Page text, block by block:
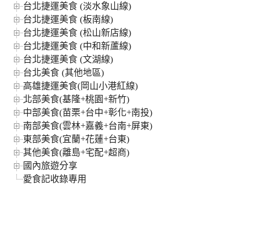
台北捷運美食 (淡水象山線)
台北捷運美食 (板南線)
台北捷運美食 (松山新店線)
台北捷運美食 (中和新蘆線)
台北捷運美食 (文湖線)
台北美食 (其他地區)
高雄捷運美食(岡山小港紅線)
北部美食(基隆+桃園+新竹)
中部美食(苗栗+台中+彰化+南投)
南部美食(雲林+嘉義+台南+屏東)
東部美食(宜蘭+花蓮+台東)
其他美食(離島+宅配+超商)
國內旅遊分享
愛食記收錄專用